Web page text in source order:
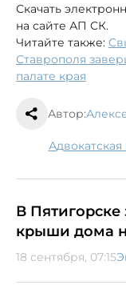
Скачать
на сайте АП СК.
Читайте также:
Ставрополя
палате края
Автор:
В
крыши дома
18 сентября, 07:15